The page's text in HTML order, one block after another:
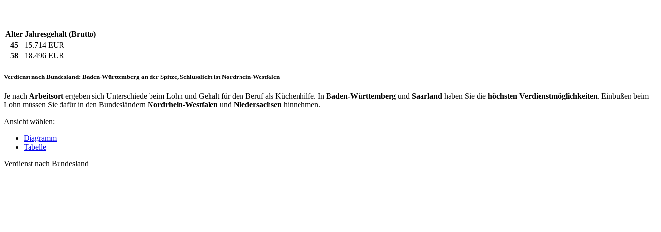
Alter Jahresgehalt (Brutto)
45
15.714 EUR
58
18.496 EUR
Verdienst nach Bundesland: Baden-Württemberg an der Spitze, Schlusslicht ist Nordrhein-Westfalen
Je nach Arbeitsort ergeben sich Unterschiede beim Lohn und Gehalt für den Beruf als Küchenhilfe. In Baden-Württemberg und Saarland haben Sie die höchsten Verdienstmöglichkeiten. Einbußen beim
Lohn müssen Sie dafür in den Bundesländern Nordrhein-Westfalen und Niedersachsen hinnehmen.
Ansicht wählen:
Diagramm
Tabelle
Verdienst nach Bundesland